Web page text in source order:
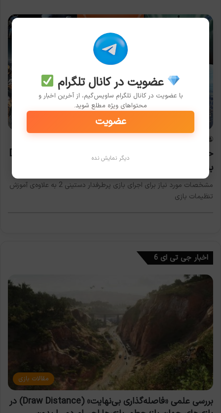
حداقل سیستم مورد نیاز برای اجرای بازی Destiny 2
به همراه آموزش
مشخصات مورد نیاز برای اجرای بازی پرطرفدار دستینی 2 به علاوه‌ی آموزش
تنظیمات بازی
اخبار جی تی ای 6
مقالات بازی
بررسی علمی «فاصله‌گذاری بی‌نهایت» (Draw Distance) در
عضویت در کانال تلگرام
با عضویت در کانال تلگرام ساویس‌گیم، از آخرین اخبار و
محتواهای ویژه مطلع شوید.
عضویت
دیگر نمایش نده